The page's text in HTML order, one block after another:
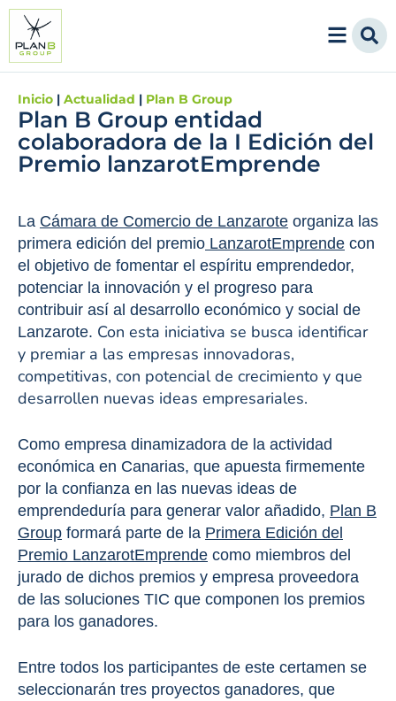
Inicio | Actualidad | Plan B Group
Plan B Group entidad
colaboradora de la I Edición del
Premio lanzarotEmprende
La Cámara de Comercio de Lanzarote organiza las
primera edición del premio LanzarotEmprende con
el objetivo de fomentar el espíritu emprendedor,
potenciar la innovación y el progreso para
contribuir así al desarrollo económico y social de
Lanzarote. Con esta iniciativa se busca identificar
y premiar a las empresas innovadoras,
competitivas, con potencial de crecimiento y que
desarrollen nuevas ideas empresariales.
Como empresa dinamizadora de la actividad
económica en Canarias, que apuesta firmemente
por la confianza en las nuevas ideas de
emprendeduría para generar valor añadido, Plan B
Group formará parte de la Primera Edición del
Premio LanzarotEmprende como miembros del
jurado de dichos premios y empresa proveedora
de las soluciones TIC que componen los premios
para los ganadores.
Entre todos los participantes de este certamen se
seleccionarán tres proyectos ganadores, que